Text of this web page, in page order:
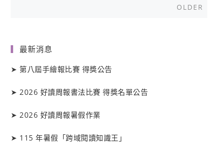
OLDER
最新消息
➤第八屆手繪報比賽 得獎公告
➤ 2026 好讀周報書法比賽 得獎名單公告
➤ 2026 好讀周報暑假作業
➤ 115 年暑假「跨域閱讀知識王」